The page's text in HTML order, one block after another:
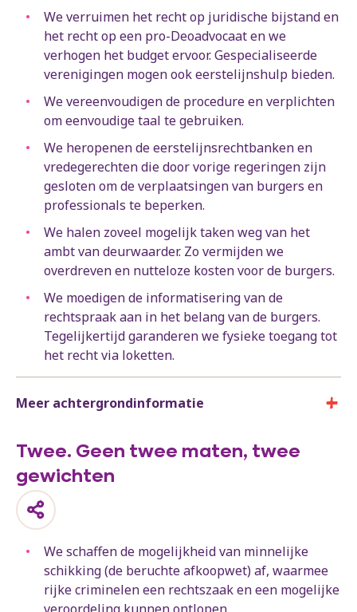
We verruimen het recht op juridische bijstand en
het recht op een pro-Deoadvocaat en we
verhogen het budget ervoor. Gespecialiseerde
verenigingen mogen ook eerstelijnshulp bieden.
We vereenvoudigen de procedure en verplichten
om eenvoudige taal te gebruiken.
We heropenen de eerstelijnsrechtbanken en
vredegerechten die door vorige regeringen zijn
gesloten om de verplaatsingen van burgers en
professionals te beperken.
We halen zoveel mogelijk taken weg van het
ambt van deurwaarder. Zo vermijden we
overdreven en nutteloze kosten voor de burgers.
We moedigen de informatisering van de
rechtspraak aan in het belang van de burgers.
Tegelijkertijd garanderen we fysieke toegang tot
het recht via loketten.
Meer achtergrondinformatie
Twee. Geen twee maten, twee
gewichten
We schaffen de mogelijkheid van minnelijke
schikking (de beruchte afkoopwet) af, waarmee
rijke criminelen een rechtszaak en een mogelijke